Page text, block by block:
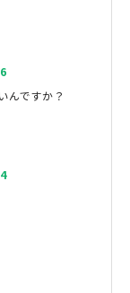
んですか？